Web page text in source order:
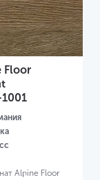
Floor
Alpine Floor